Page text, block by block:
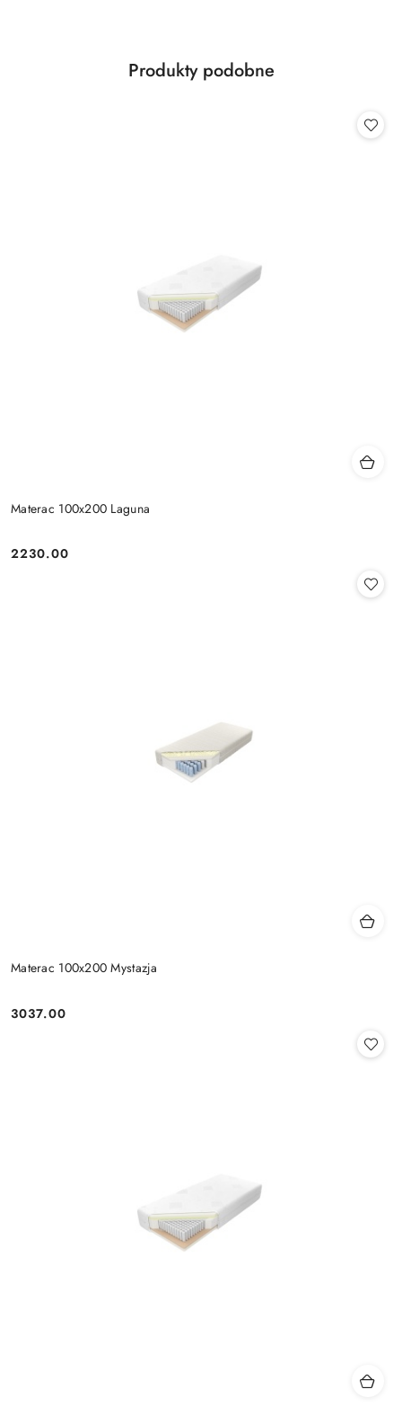
Pomiń karuzelę produktów
Produkty
Produkty podobne
Materac 100x200 Laguna
Cena:
2230.00
Materac 100x200 Mystazja
Cena:
3037.00